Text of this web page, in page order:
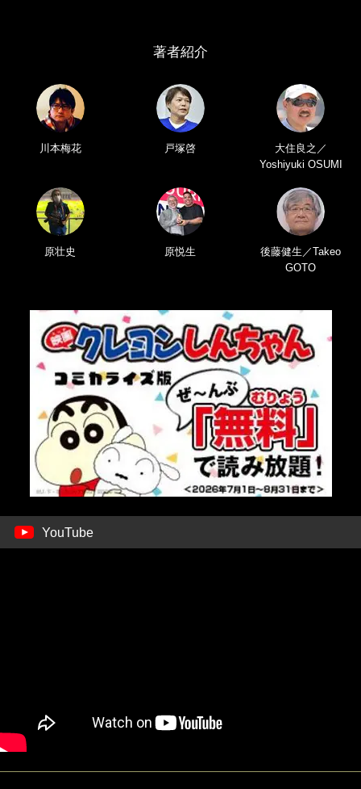
著者紹介
川本梅花 戸塚啓
大住良之／
Yoshiyuki OSUMI
原壮史 原悦生
後藤健生／Takeo
GOTO
YouTube